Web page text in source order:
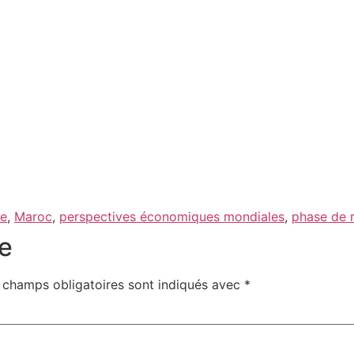
, Maroc, perspectives économiques mondiales, phase de
champs obligatoires sont indiqués avec *